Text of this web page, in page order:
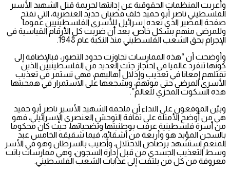
وأعربت المنظمات الحقوقية عن إدانتها لجريمة قتل الشهيد الأسير
الفلسطيني ناصر أبو حميد خلف قضبان حديد العنصرية، التي تفتح
صفحة المصير الذي تعده إسرائيل للأسرى الفلسطينيين عموما
وللمرضى منهم بشكل خاص، بعد أن ضربت كل الأرقام القياسية في
الإجرام بحق الشعب الفلسطيني منذ النكبة عام 1948.
وأوضحت أن “هذه الممارسات تجاوزت حدود التصور، فبالإضافة إلى
كونها تنفرد عالميا في احتجاز جثث العديد من الفلسطينيين الذين
تقتلهم إمعانا في تعذيب وإذلال أهاليهم، فهي تستمر في تعذيب
الأسرى المرضى حتى موتهم، ويشجعها على الاستمرار في همجيتها
هذه السكوت المخزي للعالم”.
وبيّن الموقعون على النداء أن ملحمة الشهيد الأسير ناصر أبو حميد
هي من أوضح الأمثلة على ثقافة التوحش العنصري الإسرائيلي، فهو
من أسرة فلسطينية عرفت بوطنيتها وتضحياتها، حيث كان محكوما
بالسجن المؤبد هو وأربعة من أشقائه، فيما شقيقه الخامس عبد
المنعم استشهد برصاص الاحتلال، وأصيب بالسرطان وهو في الأسر
وسط التعذيب الجسدي من قبل إدارة السجون، وهي ممارسات باتت
معروفة من كل من يلتفت إلى عذابات الشعب الفلسطيني.